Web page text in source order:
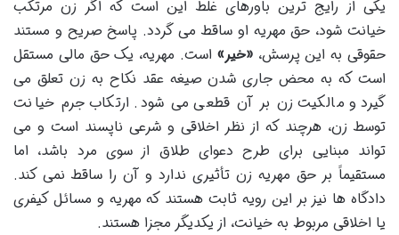
یکی از رایج ترین باورهای غلط این است که اگر زن مرتکب
خیانت شود، حق مهریه او ساقط می گردد. پاسخ صریح و مستند
حقوقی به این پرسش،«خیر» است. مهریه، یک حق مالی مستقل
است که به محض جاری شدن صیغه عقد نکاح به زن تعلق می
گیرد و مالکیت زن بر آن قطعی می شود. ارتکاب جرم خیانت
توسط زن، هرچند که از نظر اخلاقی و شرعی ناپسند است و می
تواند مبنایی برای طرح دعوای طلاق از سوی مرد باشد، اما
مستقیماً بر حق مهریه زن تأثیری ندارد و آن را ساقط نمی کند.
دادگاه ها نیز بر این رویه ثابت هستند که مهریه و مسائل کیفری
یا اخلاقی مربوط به خیانت، از یکدیگر مجزا هستند.